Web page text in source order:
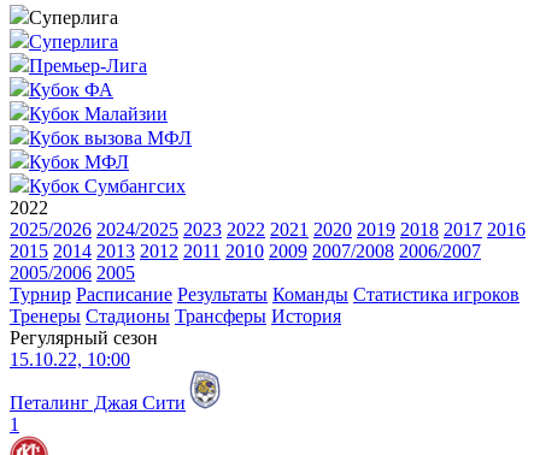
Суперлига
Суперлига
Премьер-Лига
Кубок ФА
Кубок Малайзии
Кубок вызова МФЛ
Кубок МФЛ
Кубок Сумбангсих
2022
2025/2026 2024/2025 2023 2022 2021 2020 2019 2018 2017 2016
2015 2014 2013 2012 2011 2010 2009 2007/2008 2006/2007
2005/2006 2005
Турнир Расписание Результаты Команды Статистика игроков
Тренеры Стадионы Трансферы История
Регулярный сезон
15.10.22, 10:00
Петалинг Джая Сити
1